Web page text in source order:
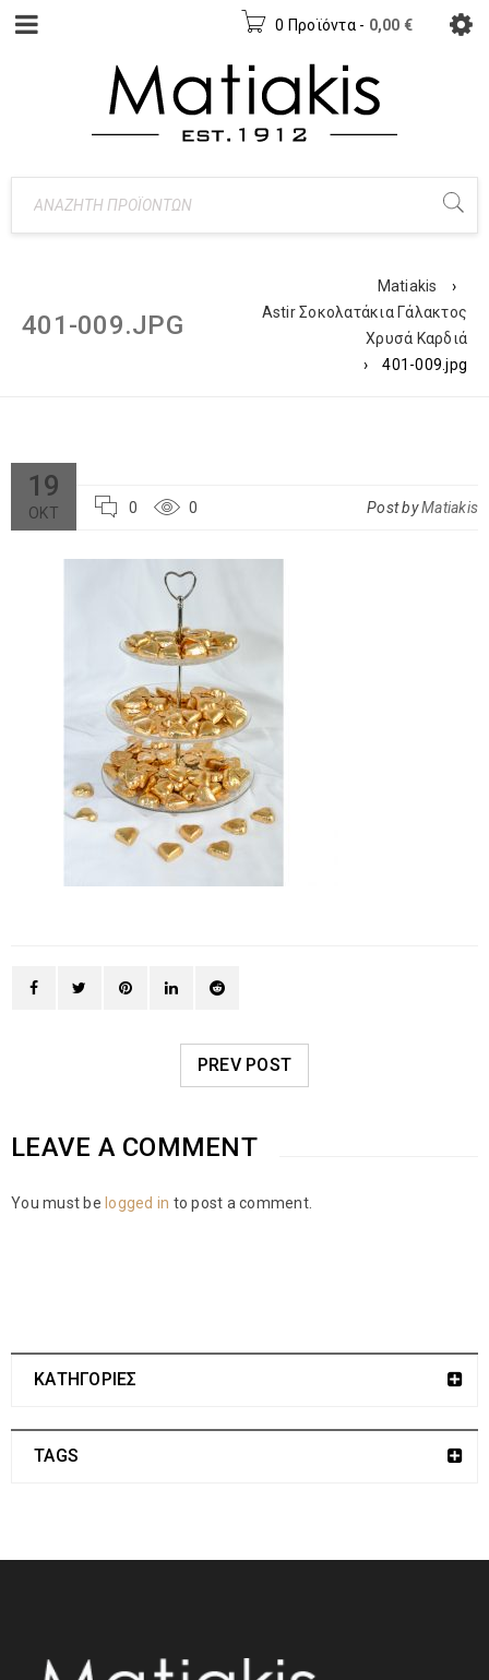
0 Προϊόντα - 0,00 €
401-009.JPG
Matiakis
›
Astir Σοκολατάκια Γάλακτος
Χρυσά Καρδιά
›
401-009.jpg
19
ΟΚΤ 0 0 Post byMatiakis
PREV POST
LEAVE A COMMENT
You must be logged in to post a comment.
ΚΑΤΗΓΟΡΙΕΣ
TAGS